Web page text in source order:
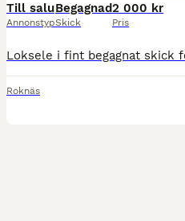
Till salu
Annonstyp
Begagnad
Skick
2 000 kr
Pris
Roknäs